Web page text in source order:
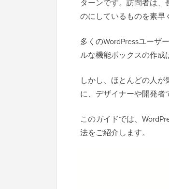
ターンです。訪問者は
のにしているものを素早
多くのWordPressユーザ
ルな機能ボックスの作成
しかし、ほとんどの人
に、デザイナーや開発者
このガイドでは、
法をご紹介します。